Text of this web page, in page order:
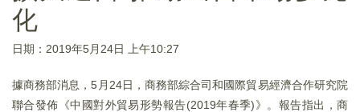
化
日期：2019年5月24日 上午10:27
據商務部消息，5月24日，商務部綜合司和國際貿易經濟合作研究院
聯合發佈《中國對外貿易形勢報告(2019年春季)》。報告指出，商